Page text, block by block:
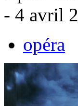
- 4 avril
opéra